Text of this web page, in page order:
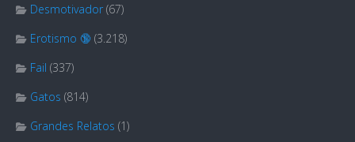
Desmotivador (67)
Erotismo 🔞 (3.218)
Fail (337)
Gatos (814)
Grandes Relatos (1)